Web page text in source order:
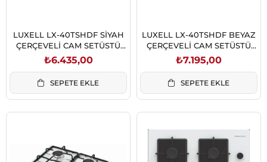
LUXELL LX-40TSHDF SİYAH
ÇERÇEVELİ CAM SETÜSTÜ
OCAK
₺6.435,00
SEPETE EKLE
LUXELL LX-40TSHDF BEYAZ
ÇERÇEVELİ CAM SETÜSTÜ
OCAK
₺7.195,00
SEPETE EKLE